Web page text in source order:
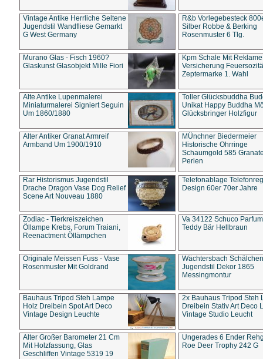
Vintage Antike Herrliche Seltene
Jugendstil Wandfliese Gemarkt
G West Germany
R&b Vorlegebesteck
Silber Robbe & Berking
Rosenmuster 6 Tlg.
Murano Glas - Fisch 1960?
Glaskunst Glasobjekt Mille Fiori
Kpm Schale Mit Reklame
Versicherung
Zeptermarke 1. Wahl
Alte Antike Lupenmalerei
Miniaturmalerei Signiert Seguin
Um 1860/1880
Toller Glücksbuddha
Unikat Happy Buddha
Glücksbringer Holzfigur
Alter Antiker Granat Armreif
Armband Um 1900/1910
MÜnchner Biedermeier
Historische Ohrringe
Schaumgold 585
Perlen
Rar Historismus Jugendstil
Drache Dragon Vase Dog Relief
Scene Art Nouveau 1880
Telefonablage
Design 60er 70er Jahre
Zodiac - Tierkreiszeichen
Öllampe Krebs, Forum Traiani,
Reenactment Öllämpchen
Va 34122 Schuco
Teddy Bär Hellbraun
Originale Meissen Fuss - Vase
Rosenmuster Mit Goldrand
Wächtersbach Schälchen
Jugendstil Dekor 1865
Messingmontur
Bauhaus Tripod Steh Lampe
Holz Dreibein Spot Art Deco
Vintage Design Leuchte
2x Bauhaus Tripod Steh
Dreibein Stativ Art Deco
Vintage Studio Leucht
Alter Großer Barometer 21 Cm
Mit Holzfassung, Glas
Geschliffen Vintage 5319 19
Ungerades 6 Ender
Roe Deer Trophy 242 G